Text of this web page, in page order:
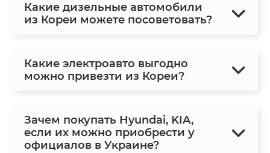
Какие дизельные автомобили
из Кореи можете посоветовать?
Какие электроавто выгодно
можно привезти из Кореи?
Зачем покупать Hyundai, KIA,
если их можно приобрести у
официалов в Украине?